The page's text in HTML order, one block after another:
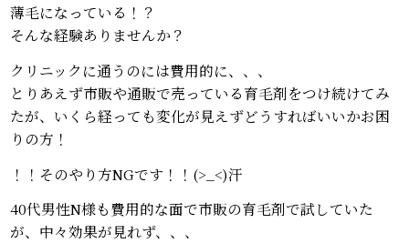
薄毛になっている！？
そんな経験ありませんか？
クリニックに通うのには費用的に、、、
とりあえず市販や通販で売っている育毛剤をつけ続けてみ
たが、いくら経っても変化が見えずどうすればいいかお困
りの方！
！！そのやり方NGです！！(>_<)汗
40代男性N様も費用的な面で市販の育毛剤で試していた
が、中々効果が見れず、、、